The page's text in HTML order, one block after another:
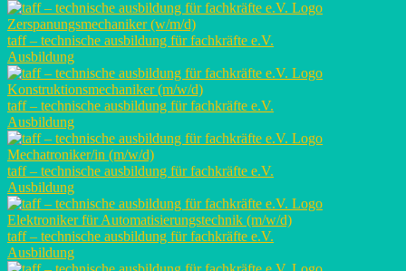
Zerspanungsmechaniker (w/m/d)
taff – technische ausbildung für fachkräfte e.V.
Ausbildung
Konstruktionsmechaniker (m/w/d)
taff – technische ausbildung für fachkräfte e.V.
Ausbildung
Mechatroniker/in (m/w/d)
taff – technische ausbildung für fachkräfte e.V.
Ausbildung
Elektroniker für Automatisierungstechnik (m/w/d)
taff – technische ausbildung für fachkräfte e.V.
Ausbildung